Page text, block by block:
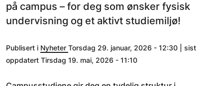
på campus – for deg som ønsker fysisk
undervisning og et aktivt studiemiljø!
Publisert i Nyheter Torsdag 29. januar, 2026 - 12:30 | sist
oppdatert Tirsdag 19. mai, 2026 - 11:10